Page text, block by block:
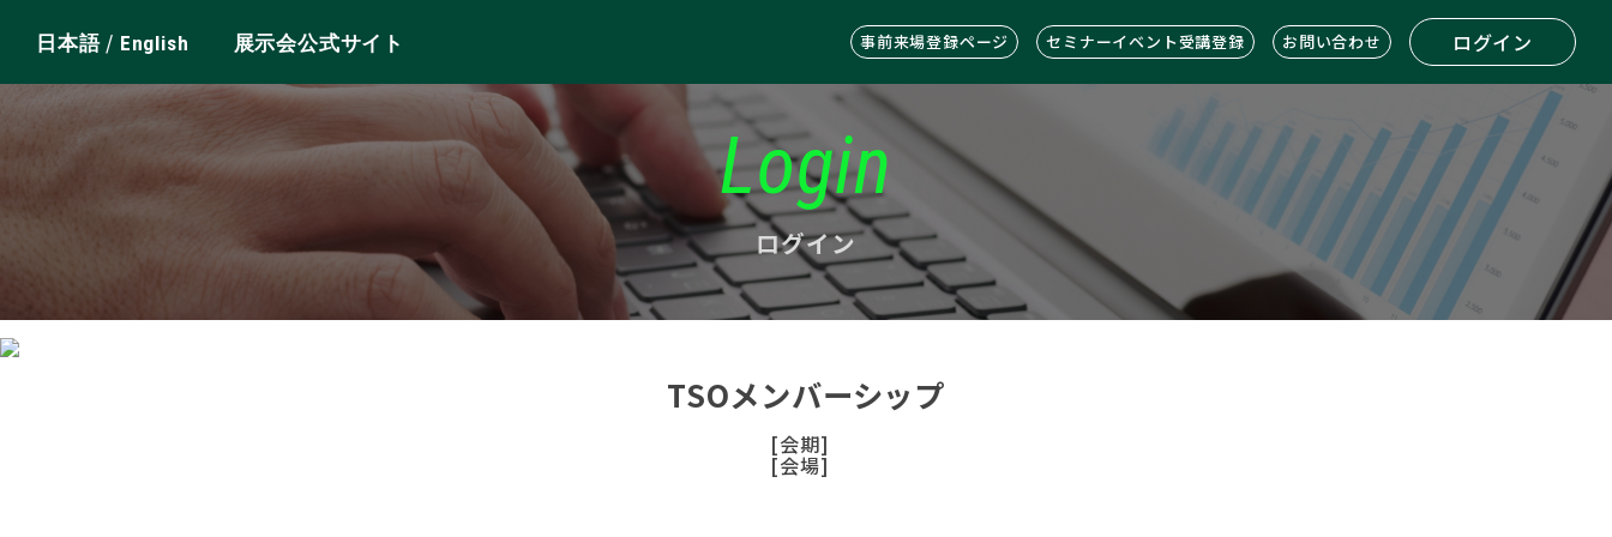
日本語/ English 展示会公式サイト 事前来場登録ページ セミナーイベント受講登録 お問い合わせ ログイン
Login
ログイン
TSOメンバーシップ
[会期]
[会場]